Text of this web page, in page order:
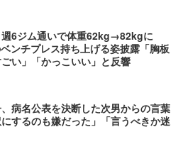
6ジム通いで体重62kg→82kgに
ンチプレス持ち上げる姿披露「胸板
い」「かっこいい」と反響
病名公表を決断した次男からの言葉
にするのも嫌だった」「言うべきか迷